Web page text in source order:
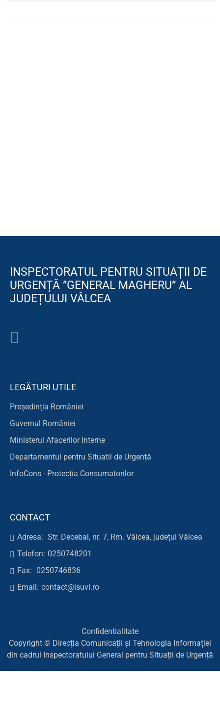
INSPECTORATUL PENTRU SITUAȚII DE
URGENȚĂ ”GENERAL MAGHERU” AL
JUDEȚULUI VÂLCEA
LEGĂTURI UTILE
Președinția României
Guvernul României
Ministerul Afacerilor Interne
Departamentul pentru Situatii de Urgență
InfoCons - Protecția Consumatorilor
CONTACT
Adresa: Str. Decebal, nr. 7, Rm. Vâlcea, județul Vâlcea
Telefon: 0250748201
Fax: 0250746836
Email: contact@isuvl.ro
Confidentialitate
Copyright © Direcția Comunicații și Tehnologia Informației
din cadrul Inspectoratului General pentru Situații de Urgență